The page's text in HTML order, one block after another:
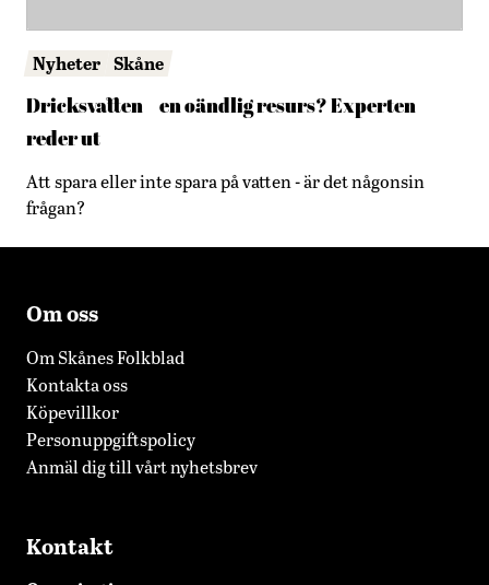
Nyheter Skåne
Dricksvatten – en oändlig resurs? Experten
reder ut
Att spara eller inte spara på vatten - är det någonsin
frågan?
Om oss
Om Skånes Folkblad
Kontakta oss
Köpevillkor
Personuppgiftspolicy
Anmäl dig till vårt nyhetsbrev
Kontakt